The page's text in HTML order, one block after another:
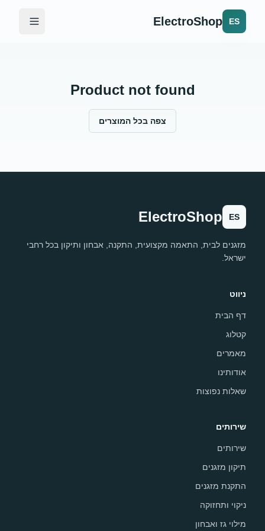
ES
ElectroShop
Product not found
צפה בכל המוצרים
ES
ElectroShop
מזגנים לבית, התאמה מקצועית, התקנה, אבחון ותיקון בכל רחבי
ישראל.
ניווט
דף הבית
קטלוג
מאמרים
אודותינו
שאלות נפוצות
שירותים
שירותים
תיקון מזגנים
התקנת מזגנים
ניקוי ותחזוקה
מילוי גז ואבחון